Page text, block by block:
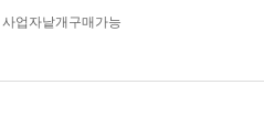
사업자 낱개구매가능